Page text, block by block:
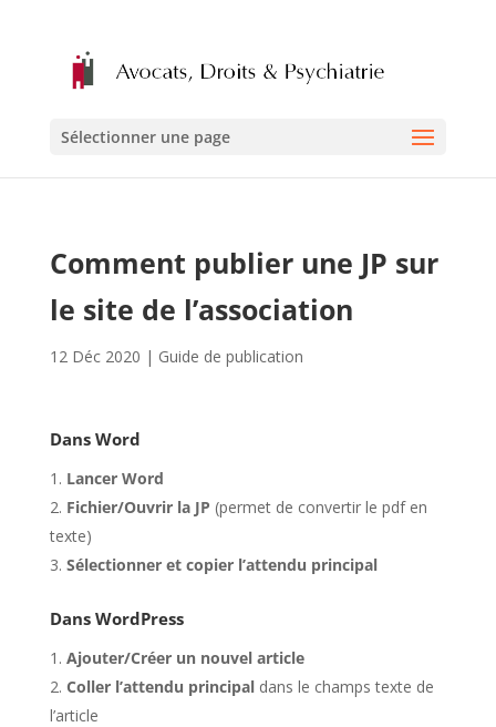
Sélectionner une page
Comment publier une JP sur
le site de l’association
12 Déc 2020 | Guide de publication
Dans Word
Lancer Word
Fichier/Ouvrir la JP (permet de convertir le pdf en
texte)
Sélectionner et copier l’attendu principal
Dans WordPress
Ajouter/Créer un nouvel article
Coller l’attendu principaldans le champs texte de
l’article